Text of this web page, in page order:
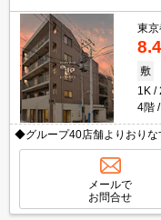
東京
8.4
敷
1K
4階
◆グループ40店舗よりおりな
数料無料物件有◆保証人様
ご対応致します◆【0120-
メールで
お問合せ